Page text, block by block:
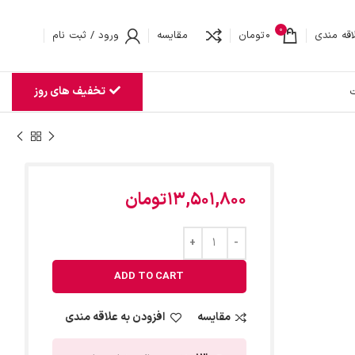
مندی 0
0تومان مقایسه ورود / ثبت نام
تخفیف های روز
13,501,800تومان
ADD TO CART
مقایسه افزودن به علاقه مندی